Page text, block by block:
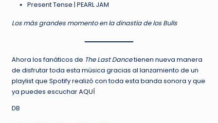
Present Tense | PEARL JAM
Los más grandes momento en la dinastía de los Bulls
Ahora los fanáticos de The Last Dancetienen nueva manera
de disfrutar toda esta música gracias al lanzamiento de un
playlist que Spotify realizó con toda esta banda sonora y que
ya puedes escucharAQUÍ
DB